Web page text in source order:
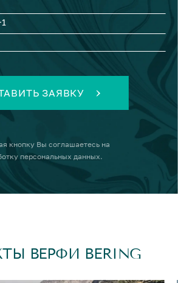
ЗАЯВКУ
кнопку Вы соглашаетесь на
персональных данных.
ВЕРФИ BERING